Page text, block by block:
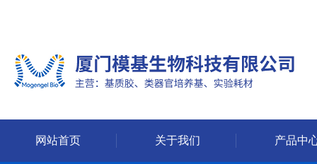
网站首页 关于我们 产品中